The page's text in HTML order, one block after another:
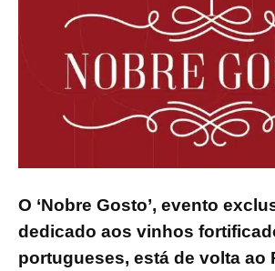
O ‘Nobre Gosto’, evento
dedicado aos vinhos
portugueses, está de volta ao